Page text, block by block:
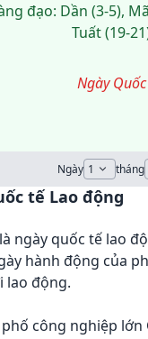
đạo: Dần (3-5),
Tuất (19-
Ngày
Ngày tháng
tế Lao động
ngày quốc tế lao
hành động của
lao động.
công nghiệp lớn